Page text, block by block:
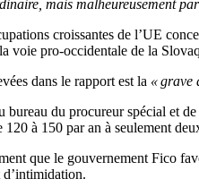
mais malheureusement
croissantes de l’UE
voie pro-occidentale de la
dans le rapport est la « grave
bureau du procureur spécial et
120 à 150 par an à seulement
que le gouvernement Fico
d’intimidation.